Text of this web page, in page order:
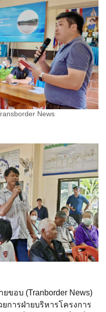
News
ขอบ (Tranborder News)
การฝ่ายบริหารโครงการ